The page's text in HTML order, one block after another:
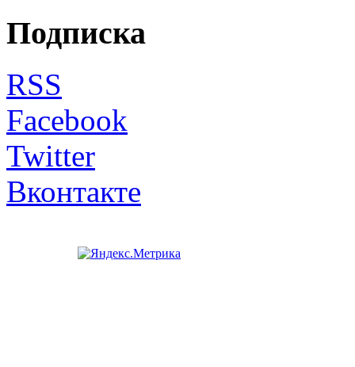
Подписка
RSS
Facebook
Twitter
Вконтакте